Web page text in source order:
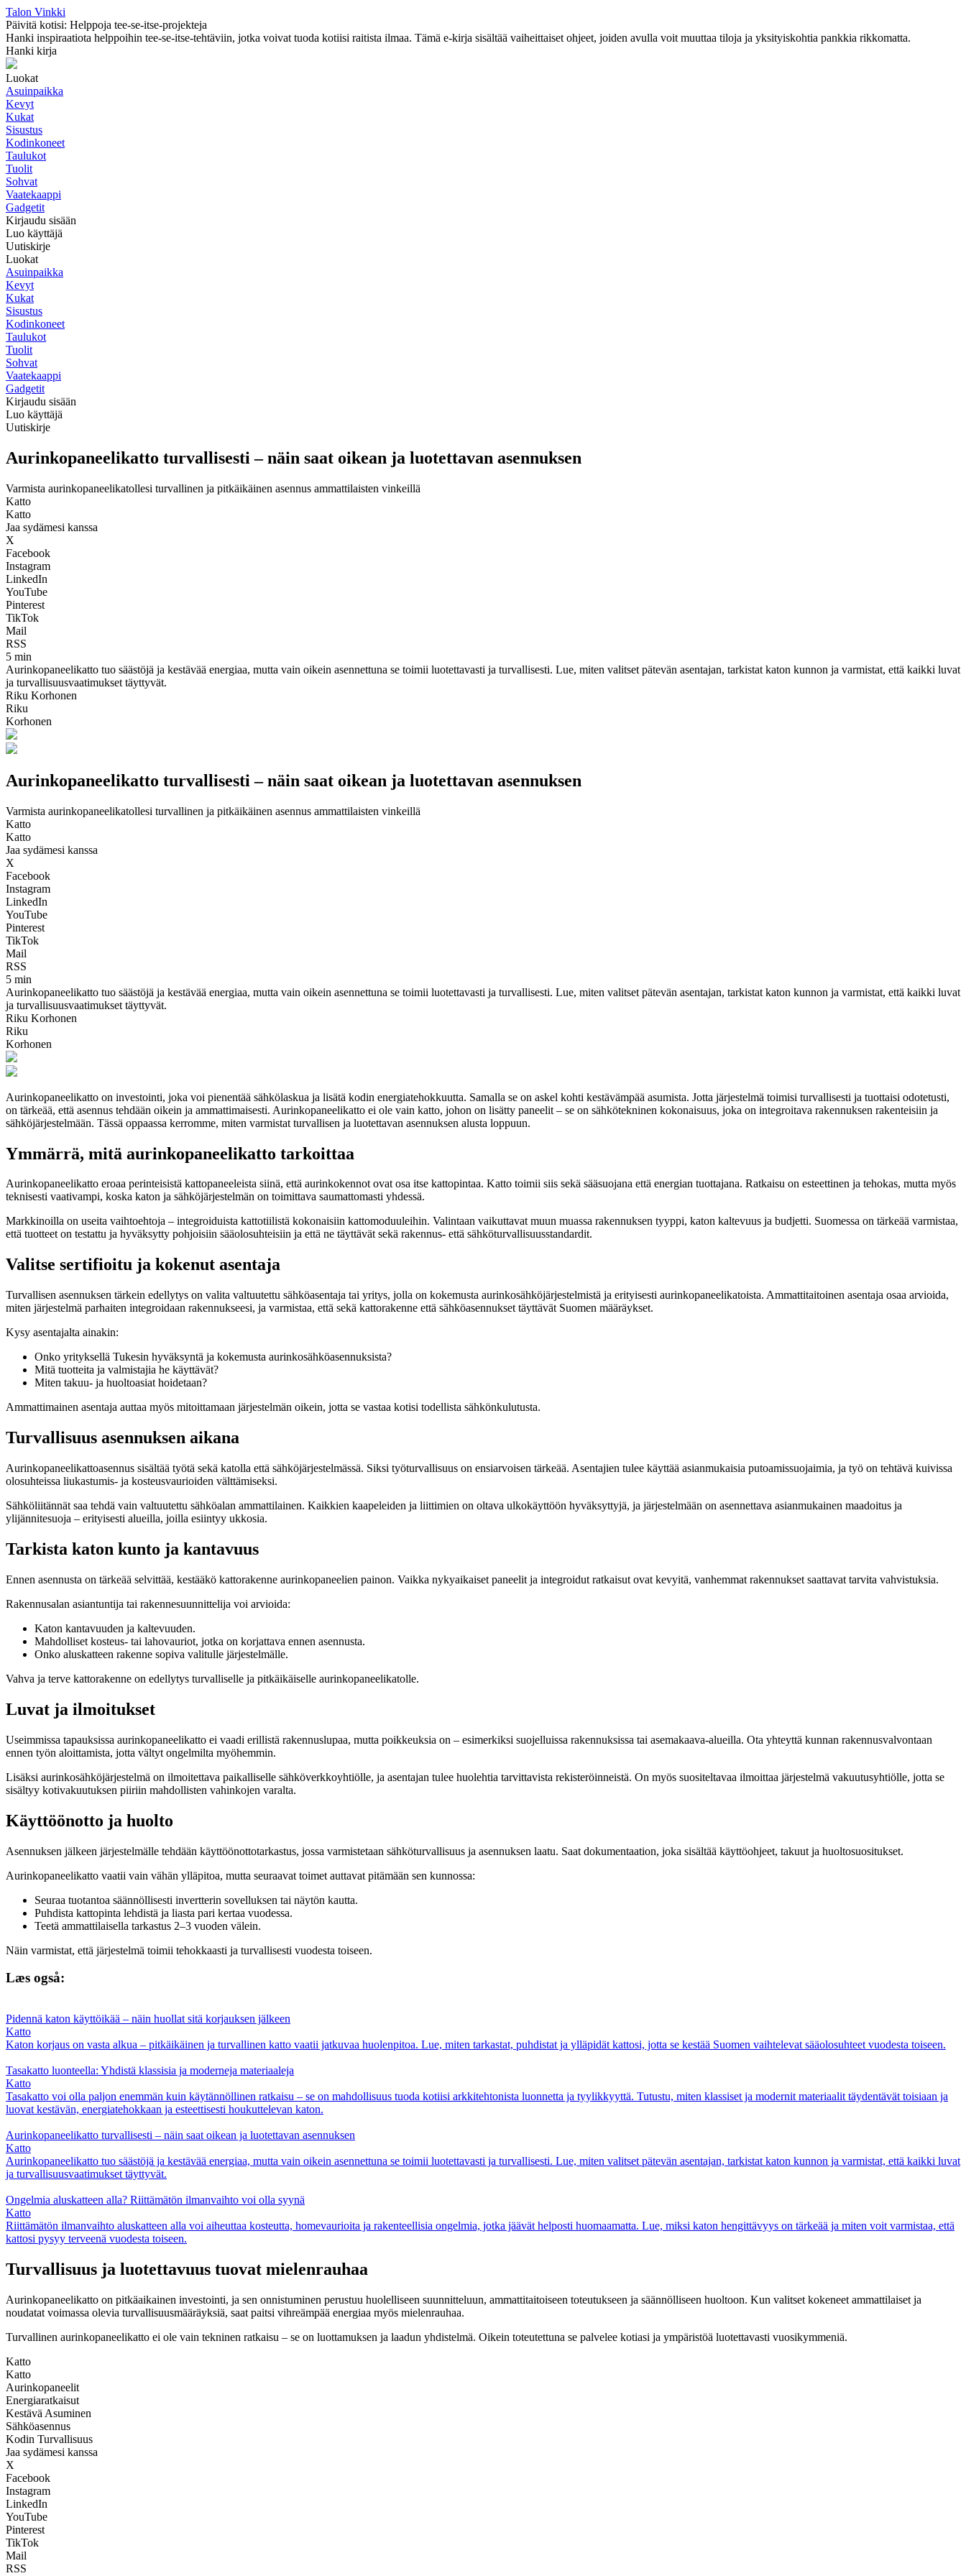
Talon Vinkki
Päivitä kotisi: Helppoja tee-se-itse-projekteja
Hanki inspiraatiota helppoihin tee-se-itse-tehtäviin, jotka voivat tuoda kotiisi raitista ilmaa. Tämä e-kirja sisältää vaiheittaiset ohjeet, joiden avulla voit muuttaa tiloja ja yksityiskohtia pankkia rikkomatta.
Hanki kirja
Luokat
Asuinpaikka
Kevyt
Kukat
Sisustus
Kodinkoneet
Taulukot
Tuolit
Sohvat
Vaatekaappi
Gadgetit
Kirjaudu sisään
Luo käyttäjä
Uutiskirje
Luokat
Asuinpaikka
Kevyt
Kukat
Sisustus
Kodinkoneet
Taulukot
Tuolit
Sohvat
Vaatekaappi
Gadgetit
Kirjaudu sisään
Luo käyttäjä
Uutiskirje
Aurinkopaneelikatto turvallisesti – näin saat oikean ja luotettavan asennuksen
Varmista aurinkopaneelikatollesi turvallinen ja pitkäikäinen asennus ammattilaisten vinkeillä
Katto
Katto
Jaa sydämesi kanssa
X
Facebook
Instagram
LinkedIn
YouTube
Pinterest
TikTok
Mail
RSS
5 min
Aurinkopaneelikatto tuo säästöjä ja kestävää energiaa, mutta vain oikein asennettuna se toimii luotettavasti ja turvallisesti. Lue, miten valitset pätevän asentajan, tarkistat katon kunnon ja varmistat, että kaikki luvat
ja turvallisuusvaatimukset täyttyvät.
Riku Korhonen
Riku
Korhonen
Aurinkopaneelikatto turvallisesti – näin saat oikean ja luotettavan asennuksen
Varmista aurinkopaneelikatollesi turvallinen ja pitkäikäinen asennus ammattilaisten vinkeillä
Katto
Katto
Jaa sydämesi kanssa
X
Facebook
Instagram
LinkedIn
YouTube
Pinterest
TikTok
Mail
RSS
5 min
Aurinkopaneelikatto tuo säästöjä ja kestävää energiaa, mutta vain oikein asennettuna se toimii luotettavasti ja turvallisesti. Lue, miten valitset pätevän asentajan, tarkistat katon kunnon ja varmistat, että kaikki luvat
ja turvallisuusvaatimukset täyttyvät.
Riku Korhonen
Riku
Korhonen
Aurinkopaneelikatto on investointi, joka voi pienentää sähkölaskua ja lisätä kodin energiatehokkuutta. Samalla se on askel kohti kestävämpää asumista. Jotta järjestelmä toimisi turvallisesti ja tuottaisi odotetusti,
on tärkeää, että asennus tehdään oikein ja ammattimaisesti. Aurinkopaneelikatto ei ole vain katto, johon on lisätty paneelit – se on sähkötekninen kokonaisuus, joka on integroitava rakennuksen rakenteisiin ja
sähköjärjestelmään. Tässä oppaassa kerromme, miten varmistat turvallisen ja luotettavan asennuksen alusta loppuun.
Ymmärrä, mitä aurinkopaneelikatto tarkoittaa
Aurinkopaneelikatto eroaa perinteisistä kattopaneeleista siinä, että aurinkokennot ovat osa itse kattopintaa. Katto toimii siis sekä sääsuojana että energian tuottajana. Ratkaisu on esteettinen ja tehokas, mutta myös
teknisesti vaativampi, koska katon ja sähköjärjestelmän on toimittava saumattomasti yhdessä.
Markkinoilla on useita vaihtoehtoja – integroiduista kattotiilistä kokonaisiin kattomoduuleihin. Valintaan vaikuttavat muun muassa rakennuksen tyyppi, katon kaltevuus ja budjetti. Suomessa on tärkeää varmistaa,
että tuotteet on testattu ja hyväksytty pohjoisiin sääolosuhteisiin ja että ne täyttävät sekä rakennus- että sähköturvallisuusstandardit.
Valitse sertifioitu ja kokenut asentaja
Turvallisen asennuksen tärkein edellytys on valita valtuutettu sähköasentaja tai yritys, jolla on kokemusta aurinkosähköjärjestelmistä ja erityisesti aurinkopaneelikatoista. Ammattitaitoinen asentaja osaa arvioida,
miten järjestelmä parhaiten integroidaan rakennukseesi, ja varmistaa, että sekä kattorakenne että sähköasennukset täyttävät Suomen määräykset.
Kysy asentajalta ainakin:
Onko yrityksellä Tukesin hyväksyntä ja kokemusta aurinkosähköasennuksista?
Mitä tuotteita ja valmistajia he käyttävät?
Miten takuu- ja huoltoasiat hoidetaan?
Ammattimainen asentaja auttaa myös mitoittamaan järjestelmän oikein, jotta se vastaa kotisi todellista sähkönkulutusta.
Turvallisuus asennuksen aikana
Aurinkopaneelikattoasennus sisältää työtä sekä katolla että sähköjärjestelmässä. Siksi työturvallisuus on ensiarvoisen tärkeää. Asentajien tulee käyttää asianmukaisia putoamissuojaimia, ja työ on tehtävä kuivissa
olosuhteissa liukastumis- ja kosteusvaurioiden välttämiseksi.
Sähköliitännät saa tehdä vain valtuutettu sähköalan ammattilainen. Kaikkien kaapeleiden ja liittimien on oltava ulkokäyttöön hyväksyttyjä, ja järjestelmään on asennettava asianmukainen maadoitus ja
ylijännitesuoja – erityisesti alueilla, joilla esiintyy ukkosia.
Tarkista katon kunto ja kantavuus
Ennen asennusta on tärkeää selvittää, kestääkö kattorakenne aurinkopaneelien painon. Vaikka nykyaikaiset paneelit ja integroidut ratkaisut ovat kevyitä, vanhemmat rakennukset saattavat tarvita vahvistuksia.
Rakennusalan asiantuntija tai rakennesuunnittelija voi arvioida:
Katon kantavuuden ja kaltevuuden.
Mahdolliset kosteus- tai lahovauriot, jotka on korjattava ennen asennusta.
Onko aluskatteen rakenne sopiva valitulle järjestelmälle.
Vahva ja terve kattorakenne on edellytys turvalliselle ja pitkäikäiselle aurinkopaneelikatolle.
Luvat ja ilmoitukset
Useimmissa tapauksissa aurinkopaneelikatto ei vaadi erillistä rakennuslupaa, mutta poikkeuksia on – esimerkiksi suojelluissa rakennuksissa tai asemakaava-alueilla. Ota yhteyttä kunnan rakennusvalvontaan
ennen työn aloittamista, jotta vältyt ongelmilta myöhemmin.
Lisäksi aurinkosähköjärjestelmä on ilmoitettava paikalliselle sähköverkkoyhtiölle, ja asentajan tulee huolehtia tarvittavista rekisteröinneistä. On myös suositeltavaa ilmoittaa järjestelmä vakuutusyhtiölle, jotta se
sisältyy kotivakuutuksen piiriin mahdollisten vahinkojen varalta.
Käyttöönotto ja huolto
Asennuksen jälkeen järjestelmälle tehdään käyttöönottotarkastus, jossa varmistetaan sähköturvallisuus ja asennuksen laatu. Saat dokumentaation, joka sisältää käyttöohjeet, takuut ja huoltosuositukset.
Aurinkopaneelikatto vaatii vain vähän ylläpitoa, mutta seuraavat toimet auttavat pitämään sen kunnossa:
Seuraa tuotantoa säännöllisesti invertterin sovelluksen tai näytön kautta.
Puhdista kattopinta lehdistä ja liasta pari kertaa vuodessa.
Teetä ammattilaisella tarkastus 2–3 vuoden välein.
Näin varmistat, että järjestelmä toimii tehokkaasti ja turvallisesti vuodesta toiseen.
Læs også:
Pidennä katon käyttöikää – näin huollat sitä korjauksen jälkeen
Katto
Katon korjaus on vasta alkua – pitkäikäinen ja turvallinen katto vaatii jatkuvaa huolenpitoa. Lue, miten tarkastat, puhdistat ja ylläpidät kattosi, jotta se kestää Suomen vaihtelevat sääolosuhteet vuodesta toiseen.
Tasakatto luonteella: Yhdistä klassisia ja moderneja materiaaleja
Katto
Tasakatto voi olla paljon enemmän kuin käytännöllinen ratkaisu – se on mahdollisuus tuoda kotiisi arkkitehtonista luonnetta ja tyylikkyyttä. Tutustu, miten klassiset ja modernit materiaalit täydentävät toisiaan ja
luovat kestävän, energiatehokkaan ja esteettisesti houkuttelevan katon.
Aurinkopaneelikatto turvallisesti – näin saat oikean ja luotettavan asennuksen
Katto
Aurinkopaneelikatto tuo säästöjä ja kestävää energiaa, mutta vain oikein asennettuna se toimii luotettavasti ja turvallisesti. Lue, miten valitset pätevän asentajan, tarkistat katon kunnon ja varmistat, että kaikki luvat
ja turvallisuusvaatimukset täyttyvät.
Ongelmia aluskatteen alla? Riittämätön ilmanvaihto voi olla syynä
Katto
Riittämätön ilmanvaihto aluskatteen alla voi aiheuttaa kosteutta, homevaurioita ja rakenteellisia ongelmia, jotka jäävät helposti huomaamatta. Lue, miksi katon hengittävyys on tärkeää ja miten voit varmistaa, että
kattosi pysyy terveenä vuodesta toiseen.
Turvallisuus ja luotettavuus tuovat mielenrauhaa
Aurinkopaneelikatto on pitkäaikainen investointi, ja sen onnistuminen perustuu huolelliseen suunnitteluun, ammattitaitoiseen toteutukseen ja säännölliseen huoltoon. Kun valitset kokeneet ammattilaiset ja
noudatat voimassa olevia turvallisuusmääräyksiä, saat paitsi vihreämpää energiaa myös mielenrauhaa.
Turvallinen aurinkopaneelikatto ei ole vain tekninen ratkaisu – se on luottamuksen ja laadun yhdistelmä. Oikein toteutettuna se palvelee kotiasi ja ympäristöä luotettavasti vuosikymmeniä.
Katto
Katto
Aurinkopaneelit
Energiaratkaisut
Kestävä Asuminen
Sähköasennus
Kodin Turvallisuus
Jaa sydämesi kanssa
X
Facebook
Instagram
LinkedIn
YouTube
Pinterest
TikTok
Mail
RSS